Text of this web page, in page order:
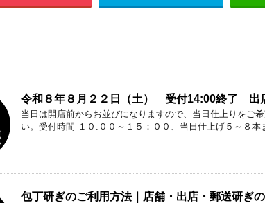
令和８年８月２２日（土） 受付14:00終了 出
当日は開店前からお並びになりますので、当日仕上りをご
い。受付時間 １０:００～１５：００、当日仕上げ５～８本
包丁研ぎのご利用方法｜店舗・出店・郵送研ぎ